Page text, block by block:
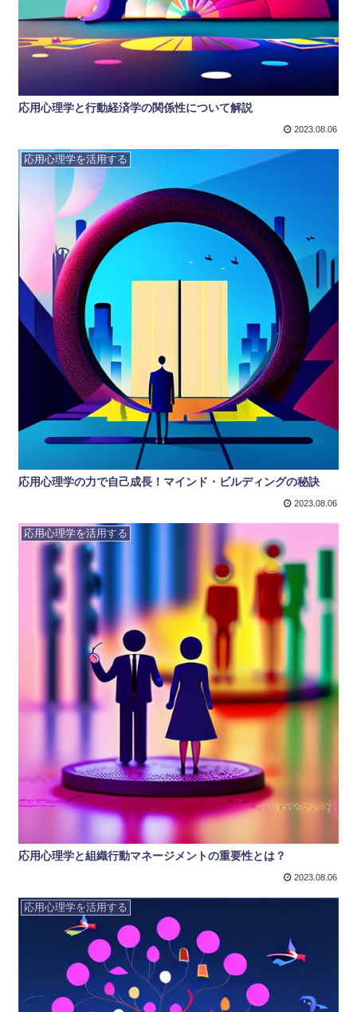
応用心理学と行動経済学の関係性について解説
2023.08.06
応用心理学を活用する
応用心理学の力で自己成長！マインド・ビルディングの秘訣
2023.08.06
応用心理学を活用する
応用心理学と組織行動マネージメントの重要性とは？
2023.08.06
応用心理学を活用する